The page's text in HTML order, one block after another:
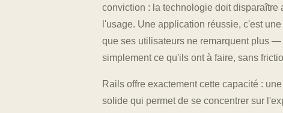
conviction : la technologie doit disparaître
l'usage. Une application réussie, c'est
que ses utilisateurs ne remarquent plus —
simplement ce qu'ils ont à faire, sans
Rails offre exactement cette capacité :
solide qui permet de se concentrer sur